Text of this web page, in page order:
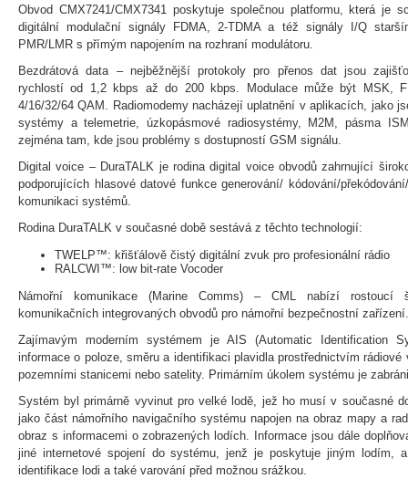
Obvod CMX7241/CMX7341 poskytuje společnou platformu, která je
digitální modulační signály FDMA, 2-TDMA a též signály I/Q
PMR/LMR s přímým napojením na rozhraní modulátoru.
Bezdrátová data – nejběžnější protokoly pro přenos dat jsou
rychlostí od 1,2 kbps až do 200 kbps. Modulace může být MSK,
4/16/32/64 QAM. Radiomodemy nacházejí uplatnění v aplikacích, jako
systémy a telemetrie, úzkopásmové radiosystémy, M2M, pásma
zejména tam, kde jsou problémy s dostupností GSM signálu.
Digital voice – DuraTALK je rodina digital voice obvodů zahrnující
podporujících hlasové datové funkce generování/ kódování/
komunikaci systémů.
Rodina DuraTALK v současné době sestává z těchto technologií:
TWELP™: křišťálově čistý digitální zvuk pro profesionální rádio
RALCWI™: low bit-rate Vocoder
Námořní komunikace (Marine Comms) – CML nabízí rostoucí
komunikačních integrovaných obvodů pro námořní bezpečnostní zařízení.
Zajímavým moderním systémem je AIS (Automatic Identification
informace o poloze, směru a identifikaci plavidla prostřednictvím
pozemními stanicemi nebo satelity. Primárním úkolem systému je
Systém byl primárně vyvinut pro velké lodě, jež ho musí v současné
jako část námořního navigačního systému napojen na obraz mapy a
obraz s informacemi o zobrazených lodích. Informace jsou dále
jiné internetové spojení do systému, jenž je poskytuje jiným lodím,
identifikace lodi a také varování před možnou srážkou.